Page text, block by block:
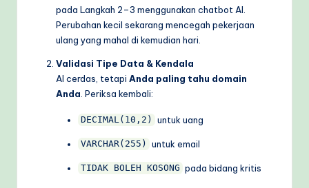
pada Langkah 2–3 menggunakan chatbot AI.
Perubahan kecil sekarang mencegah pekerjaan
ulang yang mahal di kemudian hari.
Validasi Tipe Data & Kendala
AI cerdas, tetapi Anda paling tahu domain
Anda . Periksa kembali:
DECIMAL(10,2) untuk uang
VARCHAR(255) untuk email
TIDAK BOLEH KOSONG pada bidang kritis